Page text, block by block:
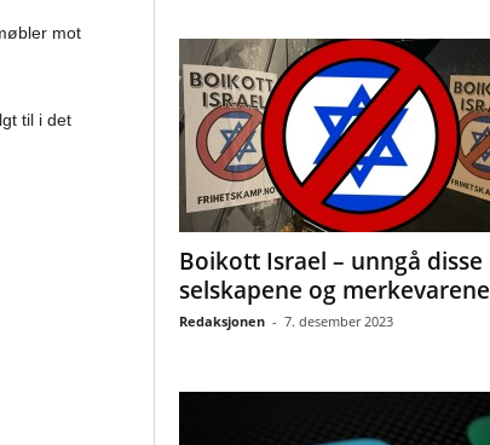
mot
til i det
Boikott Israel – unngå disse
selskapene og merkevarene
Redaksjonen - 7. desember 2023